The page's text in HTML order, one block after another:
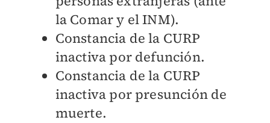
la Comar y el INM).
Constancia de la CURP
inactiva por defunción.
Constancia de la CURP
inactiva por presunción de
muerte.